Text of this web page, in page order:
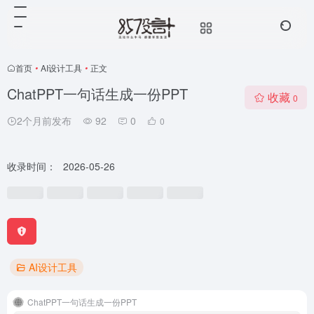
首页 • AI设计工具 • 正文
ChatPPT一句话生成一份PPT
2个月前发布 92 0 0
收藏 0
收录时间： 2026-05-26
AI设计工具
ChatPPT一句话生成一份PPT